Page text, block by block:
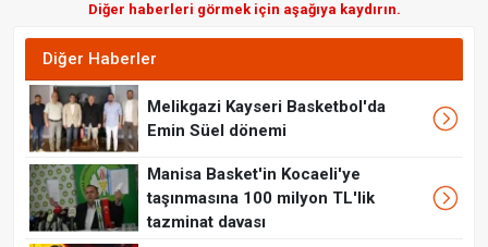
Diğer haberleri görmek için aşağıya kaydırın.
Diğer Haberler
Melikgazi Kayseri Basketbol'da
Emin Süel dönemi
Manisa Basket'in Kocaeli'ye
taşınmasına 100 milyon TL'lik
tazminat davası